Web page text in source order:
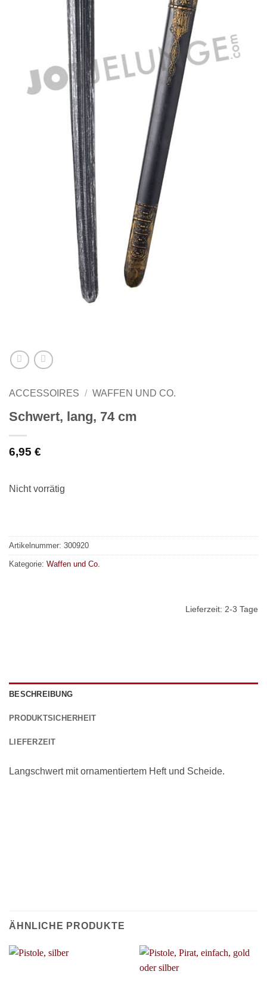
ACCESSOIRES / WAFFEN UND CO.
Schwert, lang, 74 cm
6,95 €
Nicht vorrätig
Artikelnummer: 300920
Kategorie: Waffen und Co.
Lieferzeit: 2-3 Tage
BESCHREIBUNG
PRODUKTSICHERHEIT
LIEFERZEIT
Langschwert mit ornamentiertem Heft und Scheide.
ÄHNLICHE PRODUKTE